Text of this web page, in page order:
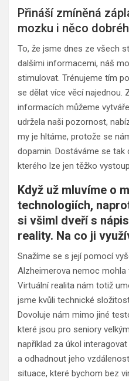
Přináší zmíněná
mozku i něco
To, že jsme dnes ze všech
dalšími informacemi, náš
stimulovat. Trénujeme tím
se dělat více věcí najednou.
informacích můžeme
udržela naši pozornost,
my je hltáme, protože se
dopamin. Dostáváme se tak
kterého lze jen těžko
Když už mluvíme o
technologiích,
si všiml dveří s
reality. Na co ji
Snažíme se s její pomocí
Alzheimerova nemoc mohla
Virtuální realita nám totiž
jsme kvůli technické
Dovoluje nám mimo jiné
které jsou pro seniory
například za úkol
a odhadnout jeho
situace, které bychom bez